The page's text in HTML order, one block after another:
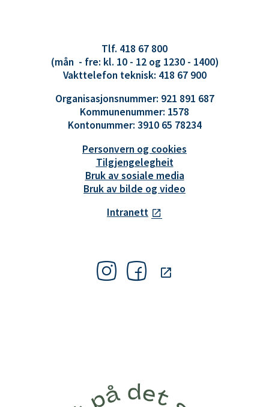
Tlf. 418 67 800
(mån - fre: kl. 10 - 12 og 1230 - 1400)
Vakttelefon teknisk: 418 67 900
Organisasjonsnummer: 921 891 687
Kommunenummer: 1578
Kontonummer: 3910 65 78234
Personvern og cookies
Tilgjengelegheit
Bruk av sosiale media
Bruk av bilde og video
Intranett